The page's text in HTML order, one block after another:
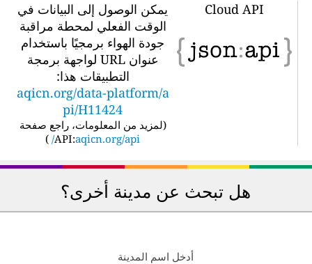
Cloud API
يمكن الوصول إلى البيانات في
الوقت الفعلي لمحطة مراقبة
جودة الهواء برمجيًا باستخدام
عنوان URL لواجهة برمجة
التطبيقات هذا:
aqicn.org/data-platform/a
pi/H11424
لمزيد من المعلومات، راجع صفحة
API:aqicn.org/api/
)
هل تبحث عن مدينة أخرى؟
أدخل اسم المدينة